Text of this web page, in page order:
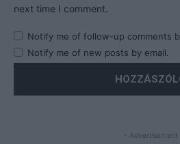
next time I comment.
Notify me of follow-up comments
Notify me of new posts by email.
- Advertisement -